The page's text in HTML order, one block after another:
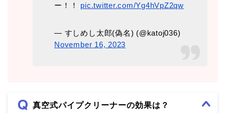
ー！！ pic.twitter.com/Yg4hVpZ2qw
— すしめし太郎(偽名) (@katoj036)
November 16, 2023
真空式パイプクリーナーの効果は？